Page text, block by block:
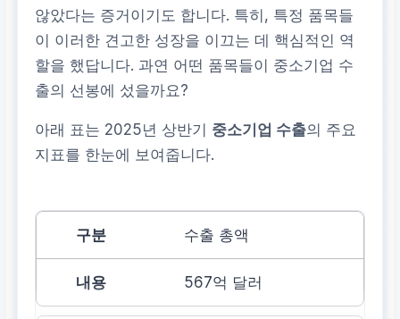
않았다는 증거이기도 합니다. 특히, 특정 품목들
이 이러한 견고한 성장을 이끄는 데 핵심적인 역
할을 했답니다. 과연 어떤 품목들이 중소기업 수
출의 선봉에 섰을까요?
아래 표는 2025년 상반기 중소기업 수출의 주요
지표를 한눈에 보여줍니다.
수출 총액
567억 달러